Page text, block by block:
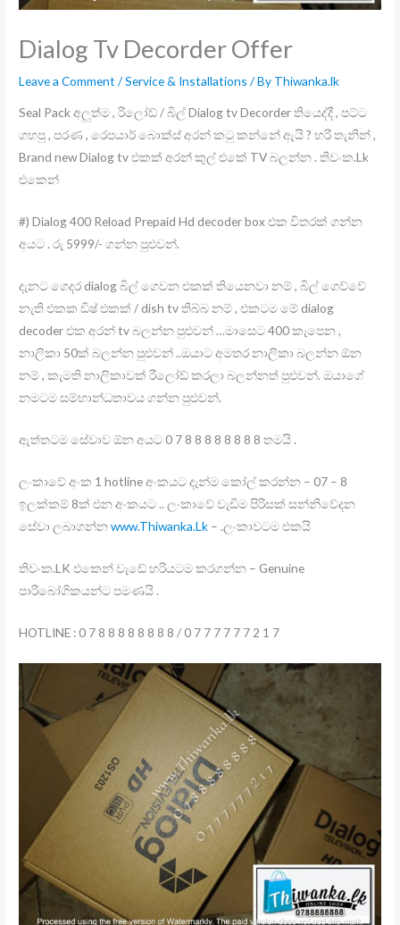
Dialog Tv Decorder Offer
Leave a Comment /Service & Installations / By Thiwanka.lk
Seal Pack අලුත්ම , රිලෝඩ් / බිල් Dialog tv Decorder තියෙද්දී , පට්ට
ගහපු , පරණ , රෙපයාර් බොක්ස් අරන් කටු කන්නේ ඇයි ? හරි තැනින් ,
Brand new Dialog tv එකක් අරන් කුල් එකේ TV බලන්න . තිවංක.Lk
එකෙන්
#) Dialog 400 Reload Prepaid Hd decoder box එක විතරක් ගන්න
අයට . රු 5999/- ගන්න පුළුවන්.
දැනට ගෙදර dialog බිල් ගෙවන එකක් තියෙනවා නම් , බිල් ගෙව්වේ
නැති එකක ඩිෂ් එකක් / dish tv තිබ්බ නම් , එකටම මේ dialog
decoder එක අරන් tv බලන්න පුළුවන් …මාසෙට 400 කැපෙන ,
නාලිකා 50ක් බලන්න පුළුවන් ..ඔයාට අමතර නාලිකා බලන්න ඕන
නම් , කැමති නාලිකාවක් රීලෝඩ් කරලා බලන්නත් පුළුවන්. ඔයාගේ
නමටම සම්භාන්ධතාවය ගන්න පුළුවන්.
ඇත්තටම සේවාව ඕන අයට 0 7 8 8 8 8 8 8 8 8 තමයි .
ලංකාවේ අංක 1 hotline අංකයට දැන්ම කෝල් කරන්න – 07 – 8
ඉලක්කම් 8ක් එන අංකයට .. ලංකාවේ වැඩිම පිරිසක් සන්නිවේදන
සේවා ලබාගන්නwww.Thiwanka.Lk – .ලංකාවටම එකයි
තිවංක.LK එකෙන් වැඩේ හරියටම කරගන්න – Genuine
පාරිබෝගිකයන්ට පමණයි .
HOTLINE : 0 7 8 8 8 8 8 8 8 8 / 0 7 7 7 7 7 7 2 1 7